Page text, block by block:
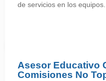
de servicios en los equipos.
Asesor Educativo
Comisiones No